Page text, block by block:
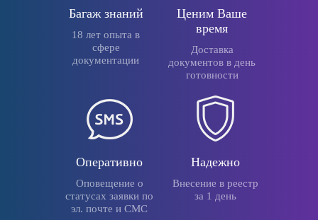
Багаж знаний
18 лет опыта в
сфере
документации
Ценим Ваше
время
Доставка
документов в день
готовности
Оперативно
Оповещение о
статусах заявки по
эл. почте и СМС
Надежно
Внесение в реестр
за 1 день